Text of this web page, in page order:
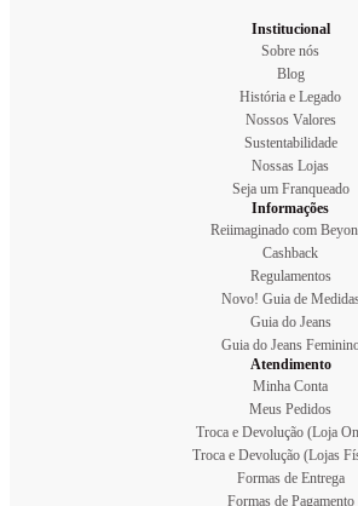
Institucional
Sobre nós
Blog
História e Legado
Nossos Valores
Sustentabilidade
Nossas Lojas
Seja um Franqueado
Informações
Reiimaginado com
Cashback
Regulamentos
Novo! Guia de
Guia do Jeans
Guia do Jeans
Atendimento
Minha Conta
Meus Pedidos
Troca e Devolução (Loja
Troca e Devolução (Lojas
Formas de Entrega
Formas de Pagamento